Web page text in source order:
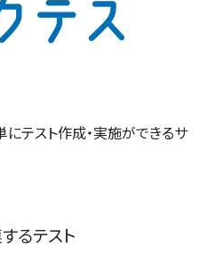
テスト作成・実施ができるサ
るテスト